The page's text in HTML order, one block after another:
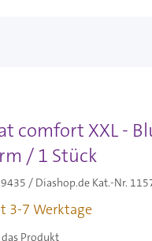
comfort XXL -
/ 1 Stück
/ Diashop.de Kat.-Nr.
3-7 Werktage
Produkt